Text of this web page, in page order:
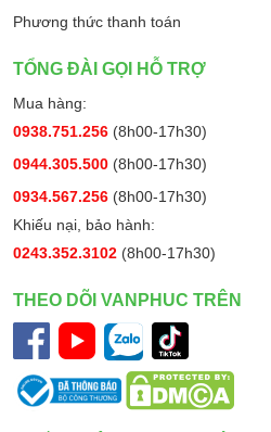
Phương thức thanh toán
TỔNG ĐÀI GỌI HỖ TRỢ
Mua hàng:
0938.751.256 (8h00-17h30)
0944.305.500 (8h00-17h30)
0934.567.256 (8h00-17h30)
Khiếu nại, bảo hành:
0243.352.3102 (8h00-17h30)
THEO DÕI VANPHUC TRÊN